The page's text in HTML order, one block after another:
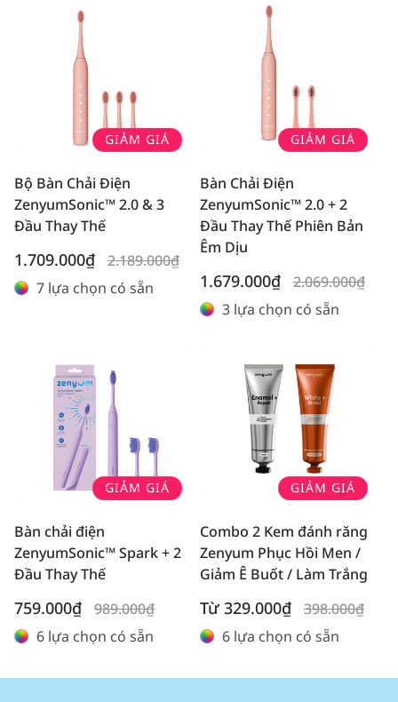
GIẢM GIÁ
Bộ Bàn Chải Điện
ZenyumSonic™ 2.0 & 3
Đầu Thay Thế
Giá
ưu
đãi
1.709.000₫ Giá
thông
thường
2.189.000₫
7 lựa chọn có sẵn
GIẢM GIÁ
Bàn Chải Điện
ZenyumSonic™ 2.0 + 2
Đầu Thay Thế Phiên Bản
Êm Dịu
Giá
ưu
đãi
1.679.000₫ Giá
thông
thường
2.069.000₫
3 lựa chọn có sẵn
GIẢM GIÁ
Bàn chải điện
ZenyumSonic™ Spark + 2
Đầu Thay Thế
Giá
ưu
đãi
759.000₫ Giá
thông
thường
989.000₫
6 lựa chọn có sẵn
GIẢM GIÁ
Combo 2 Kem đánh răng
Zenyum Phục Hồi Men /
Giảm Ê Buốt / Làm Trắng
Giá
ưu
đãi
Từ 329.000₫ Giá
thông
thường
398.000₫
6 lựa chọn có sẵn